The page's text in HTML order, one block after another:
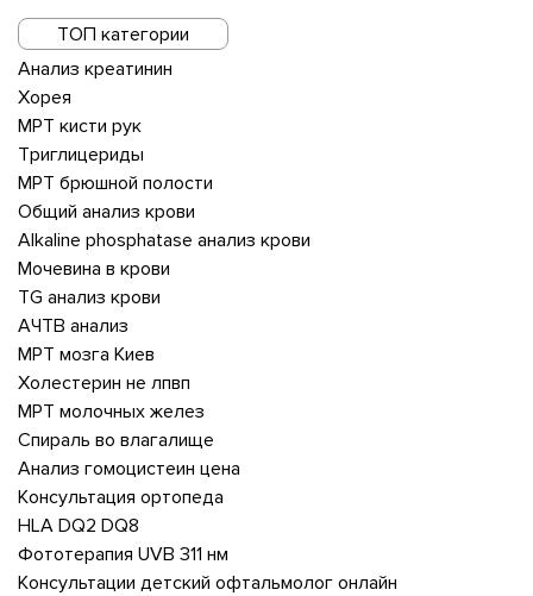
ТОП категории
Анализ креатинин
Хорея
МРТ кисти рук
Триглицериды
МРТ брюшной полости
Общий анализ крови
Alkaline phosphatase анализ крови
Мочевина в крови
TG анализ крови
АЧТВ анализ
МРТ мозга Киев
Холестерин не лпвп
МРТ молочных желез
Спираль во влагалище
Анализ гомоцистеин цена
Консультация ортопеда
HLA DQ2 DQ8
Фототерапия UVB 311 нм
Консультации детский офтальмолог онлайн